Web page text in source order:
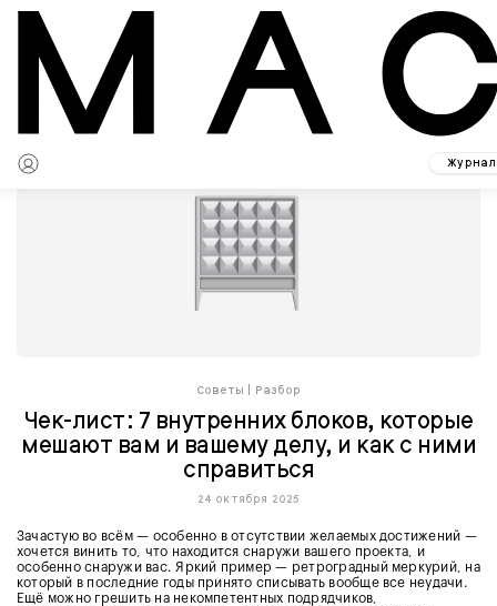
Журнал
Советы Разбор
Чек-лист: 7 внутренних блоков, которые
мешают вам и вашему делу, и как с ними
справиться
24 октября 2025
Зачастую во всём — особенно в отсутствии желаемых достижений —
хочется винить то, что находится снаружи вашего проекта, и
особенно снаружи вас. Яркий пример — ретроградный меркурий, на
который в последние годы принято списывать вообще все неудачи.
Ещё можно грешить на некомпетентных подрядчиков,